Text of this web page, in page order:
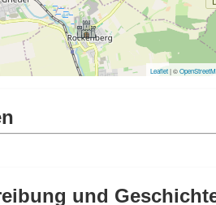
Leaflet| ©
und